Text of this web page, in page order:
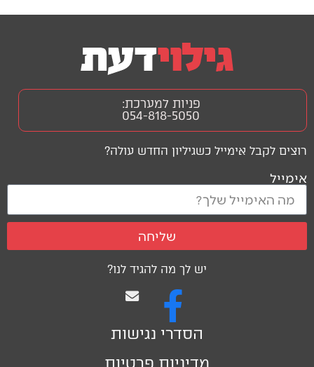
יש לך מה להגיד לנו?
הסדרי נגישות
מדיניות פרטיות
רוצים לקבל אימייל כשגיליון החדש עולה?
אימייל
שליחה
פניות למערכת:
054-818-5050